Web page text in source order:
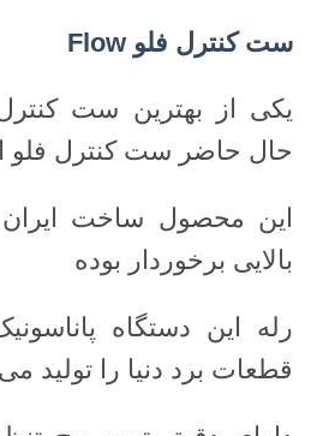
ست کنترل فلو
یکی از بهترین ست
حال حاضر ست کنترل
این محصول ساخت
بالایی برخوردار بوده
رله این دستگاه
قطعات برد دنیا را تولید